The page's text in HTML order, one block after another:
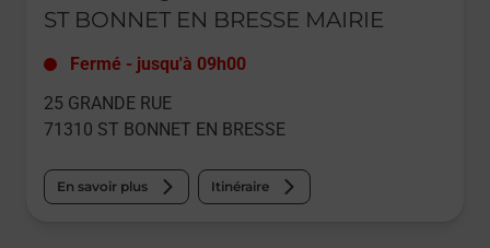
ST BONNET EN BRESSE MAIRIE
Fermé - jusqu'à 09h00
25 GRANDE RUE
71310 ST BONNET EN BRESSE
En savoir plus Itinéraire